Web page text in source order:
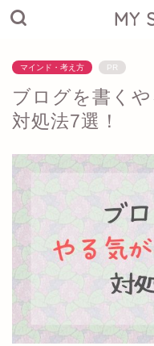
MY
マインド・考え方 PR
ブログを書く
対処法7選！